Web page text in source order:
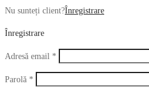
Nu sunteți client?Înregistrare
Înregistrare
Adresă email *
Parolă *